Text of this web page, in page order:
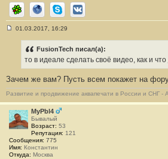
ICQ СайтSkypeВКонтакте
н
и
5
01.03.2017, 16:29
FusionTech писал(а):
то в идеале сделать своё видео, как и
Зачем же вам? Пусть всем покажет на
Развитие и продвижение аквапечати в России и СНГ
MyPbl4
Бывалый
Возраст: 53
Репутация: 121
Сообщения: 775
Имя: Константин
Откуда: Москва